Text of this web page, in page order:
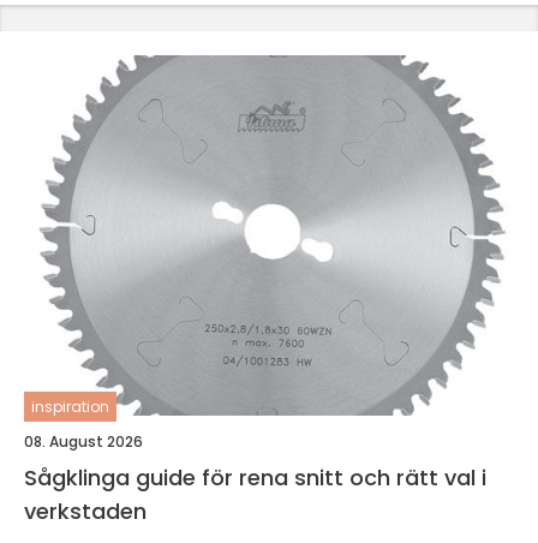
inspiration
08. August 2026
Sågklinga guide för rena snitt och rätt val i
verkstaden